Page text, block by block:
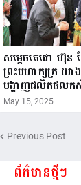
សម្តេចតេជោ ហ៊ុន
ព្រះមហាក្សត្រ យា
បង្ហាញផលិតផលក
ឧស្សាហកម្ម និងសិប្បក
May 15, 2025
Previous Post
ព័ត៌មានថ្មីៗ